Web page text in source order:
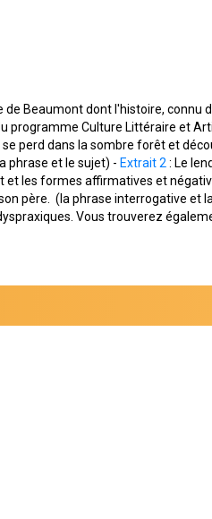
Beaumont dont l'histoire,
programme Culture Littéraire et
se perd dans la sombre forêt et
phrase et le sujet) - Extrait 2 : Le
et les formes affirmatives et
père. (la phrase interrogative
Vous trouverez